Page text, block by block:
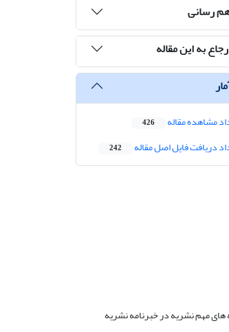
رسانی
به این مقاله
مشاهده مقاله 426
دریافت فایل اصل مقاله 242
های مهم نشریه در خبرنامه نشریه